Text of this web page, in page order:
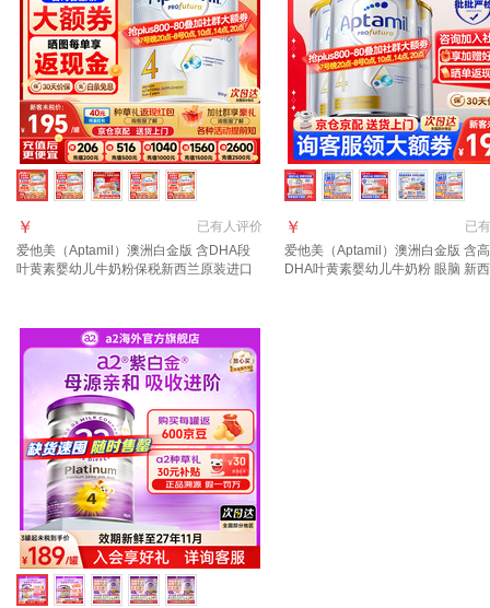
已有人评价
￥
爱他美（Aptamil）澳洲白金版 含DHA段
叶黄素婴幼儿牛奶粉保税新西兰原装进口
已有
￥
爱他美（Aptamil）澳洲白金版 含
DHA叶黄素婴幼儿牛奶粉 眼脑 新